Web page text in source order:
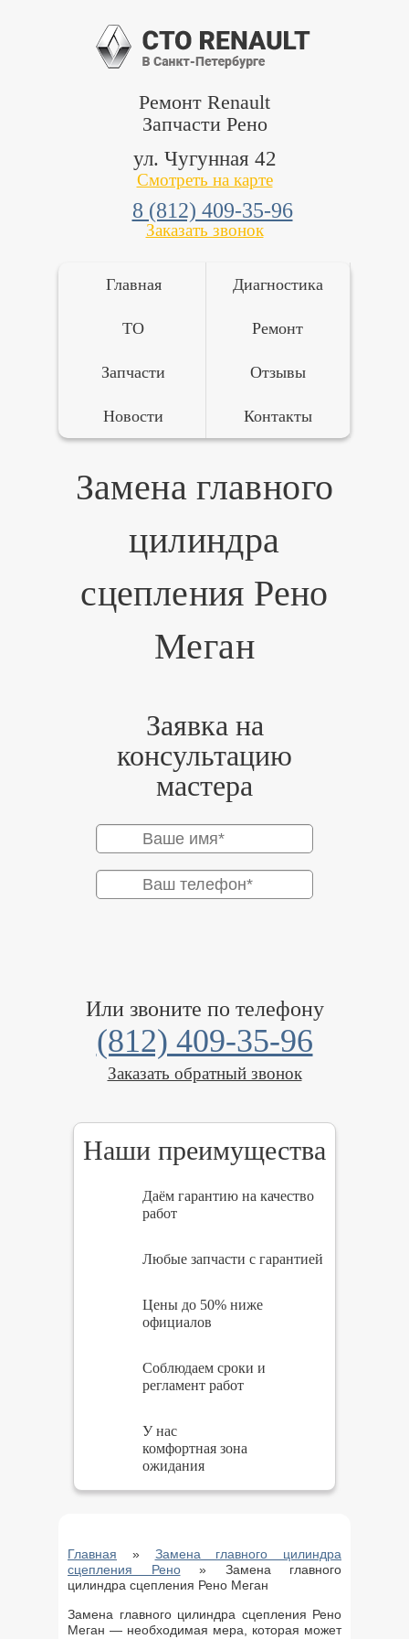
Ремонт Renault
Запчасти Рено
ул. Чугунная 42
Смотреть на карте
8 (812) 409-35-96
Заказать звонок
Главная
ТО
Диагностика
Ремонт
Запчасти Отзывы
Новости Контакты
Замена главного
цилиндра
сцепления Рено
Меган
Заявка на
консультацию
мастера
Или звоните по телефону
(812) 409-35-96
Заказать обратный звонок
Наши преимущества
Даём гарантию на качество
работ
Любые запчасти с гарантией
Цены до 50% ниже
официалов
Соблюдаем сроки и
регламент работ
У нас
комфортная зона
ожидания
Главная » Замена главного цилиндра
сцепления Рено» Замена главного
цилиндра сцепления Рено Меган
Замена главного цилиндра сцепления Рено
Меган — необходимая мера, которая может